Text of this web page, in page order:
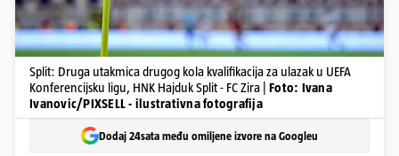
Split: Druga utakmica drugog kola kvalifikacija za ulazak u UEFA
Konferencijsku ligu, HNK Hajduk Split - FC Zira | Foto: Ivana
Ivanovic/PIXSELL - ilustrativna fotografija
Dodaj 24sata među omiljene izvore na Googleu